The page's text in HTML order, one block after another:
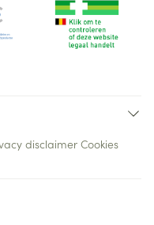
disclaimer Cookies